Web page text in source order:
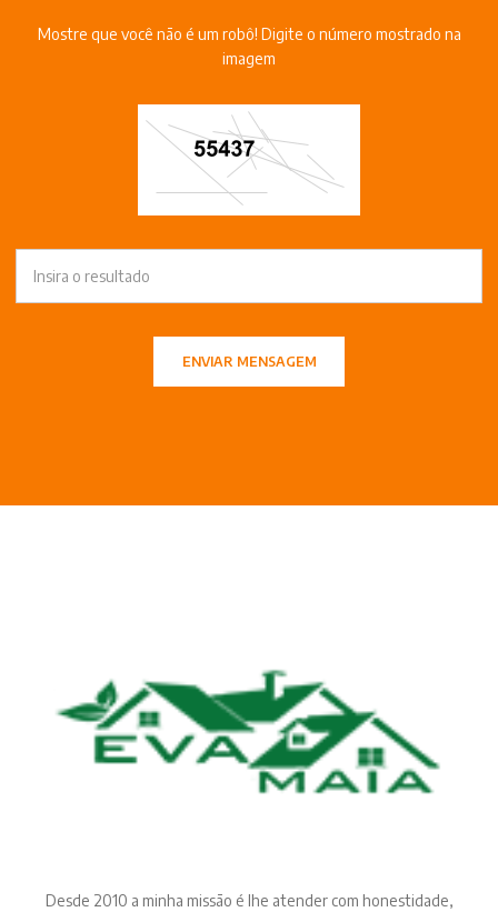
Mostre que você não é um robô! Digite o número mostrado na
imagem
ENVIAR MENSAGEM
Desde 2010 a minha missão é lhe atender com honestidade,